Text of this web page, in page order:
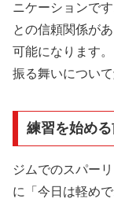
ニケーションで
との信頼関係が
可能になります
振る舞いについて
練習を始め
ジムでのスパー
に「今日は軽め